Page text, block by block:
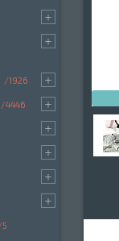
1926
4446
5